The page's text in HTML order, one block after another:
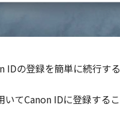
の登録を簡単に続行する
てCanon IDに登録するこ